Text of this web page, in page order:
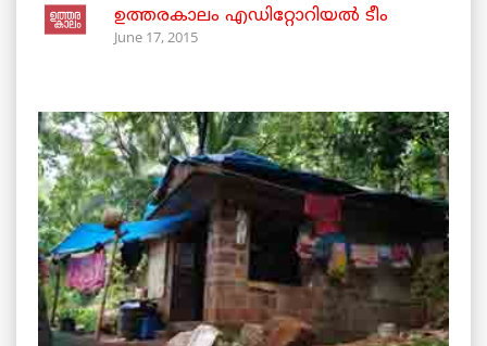
ഉത്തരകാലം എഡിറ്റോറിയല്‍ ടീം
June 17, 2015